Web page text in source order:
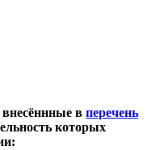
в перечень
которых